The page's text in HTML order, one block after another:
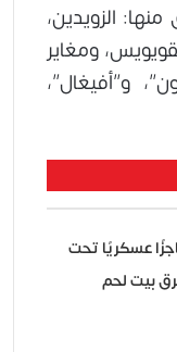
الزويدين،
ومغاير
و”أفيغال”،
عسكريًا تحت
بيت لحم